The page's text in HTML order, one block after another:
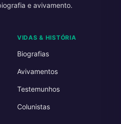
e avivamento.
VIDAS & HISTÓRIA
Biografias
Avivamentos
Testemunhos
Colunistas